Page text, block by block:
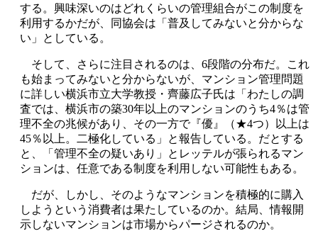
する。興味深いのはどれくらいの管理組合がこの制度を
利用するかだが、同協会は「普及してみないと分からな
い」としている。
そして、さらに注目されるのは、6段階の分布だ。これ
も始まってみないと分からないが、マンション管理問題
に詳しい横浜市立大学教授・齊藤広子氏は「わたしの調
査では、横浜市の築30年以上のマンションのうち4％は管
理不全の兆候があり、その一方で『優』（★4つ）以上は
45％以上。二極化している」と報告している。だとする
と、「管理不全の疑いあり」とレッテルが張られるマン
ションは、任意である制度を利用しない可能性もある。
だが、しかし、そのようなマンションを積極的に購入
しようという消費者は果たしているのか。結局、情報開
示しないマンションは市場からパージされるのか。